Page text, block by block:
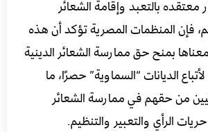
معتقده بالتعبد وإقامة الشعائر
فإن المنظمات المصرية تؤكد أن هذه
بمنح حق ممارسة الشعائر الدينية
الديانات “السماوية” حصرًا، ما
من حقهم في ممارسة الشعائر
الرأي والتعبير والتنظيم.